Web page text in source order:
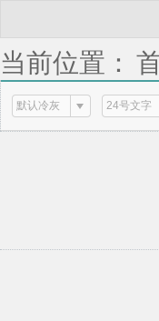
当前位置：
默认冷灰 24号文字
「所